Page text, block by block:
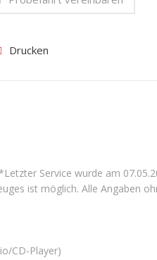
Drucken
Service wurde am
ist möglich. Alle Angaben
CD-Player)